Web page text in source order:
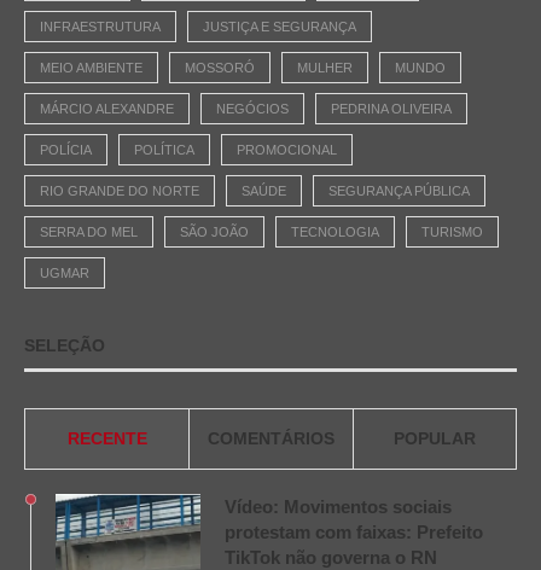
INFRAESTRUTURA JUSTIÇA E SEGURANÇA
MEIO AMBIENTE MOSSORÓ MULHER MUNDO
MÁRCIO ALEXANDRE NEGÓCIOS PEDRINA OLIVEIRA
POLÍCIA POLÍTICA PROMOCIONAL
RIO GRANDE DO NORTE SAÚDE SEGURANÇA PÚBLICA
SERRA DO MEL SÃO JOÃO TECNOLOGIA TURISMO
UGMAR
SELEÇÃO
RECENTE COMENTÁRIOS POPULAR
Vídeo: Movimentos sociais
protestam com faixas: Prefeito
TikTok não governa o RN